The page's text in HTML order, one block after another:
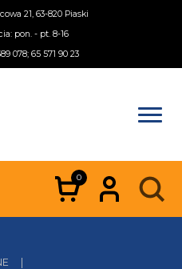
21, 63-820 Piaski
pon. - pt. 8-16
078; 65 571 90 23
0
|